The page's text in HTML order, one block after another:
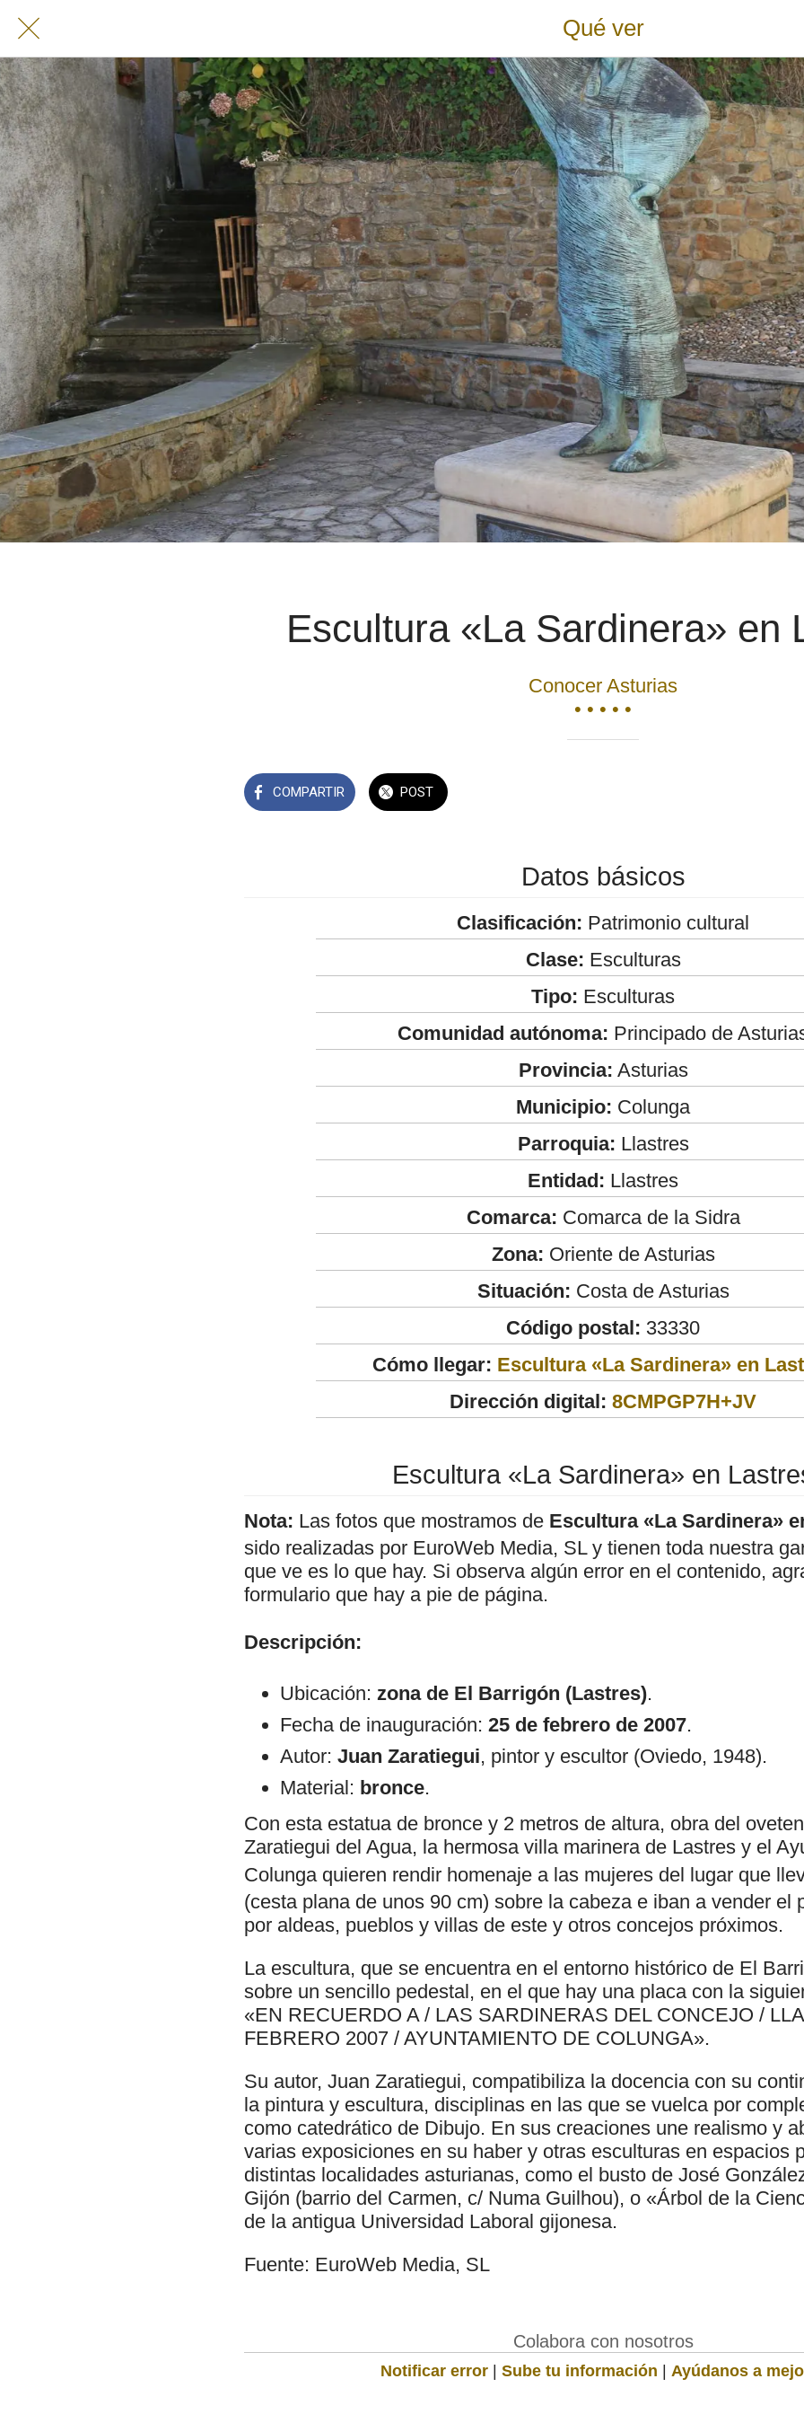
Qué ver
Escultura «La Sardinera» en
Conocer Asturias
• • • • •
COMPARTIR POST
Datos básicos
Clasificación: Patrimonio cultural
Clase: Esculturas
Tipo: Esculturas
Comunidad autónoma: Principado de
Provincia: Asturias
Municipio: Colunga
Parroquia: Llastres
Entidad: Llastres
Comarca: Comarca de la Sidra
Zona: Oriente de Asturias
Situación: Costa de Asturias
Código postal: 33330
Cómo llegar: Escultura «La Sardinera» en
Dirección digital: 8CMPGP7H+JV
Escultura «La Sardinera» en
Nota: Las fotos que mostramos de Escultura «La Sardinera»
sido realizadas por EuroWeb Media, SL y tienen toda nuestra
que ve es lo que hay. Si observa algún error en el contenido,
formulario que hay a pie de página.
Descripción:
Ubicación: zona de El Barrigón (Lastres).
Fecha de inauguración: 25 de febrero de 2007.
Autor: Juan Zaratiegui, pintor y escultor (Oviedo, 1948).
Material: bronce.
Con esta estatua de bronce y 2 metros de altura, obra del
Zaratiegui del Agua, la hermosa villa marinera de Lastres y el
Colunga quieren rendir homenaje a las mujeres del lugar que
(cesta plana de unos 90 cm) sobre la cabeza e iban a vender el
por aldeas, pueblos y villas de este y otros concejos próximos.
La escultura, que se encuentra en el entorno histórico de El
sobre un sencillo pedestal, en el que hay una placa con la
«EN RECUERDO A / LAS SARDINERAS DEL CONCEJO /
FEBRERO 2007 / AYUNTAMIENTO DE COLUNGA».
Su autor, Juan Zaratiegui, compatibiliza la docencia con su
la pintura y escultura, disciplinas en las que se vuelca por
como catedrático de Dibujo. En sus creaciones une realismo y
varias exposiciones en su haber y otras esculturas en espacios
distintas localidades asturianas, como el busto de José
Gijón (barrio del Carmen, c/ Numa Guilhou), o «Árbol de la
de la antigua Universidad Laboral gijonesa.
Fuente: EuroWeb Media, SL
Colabora con nosotros
Notificar error | Sube tu información | Ayúdanos a